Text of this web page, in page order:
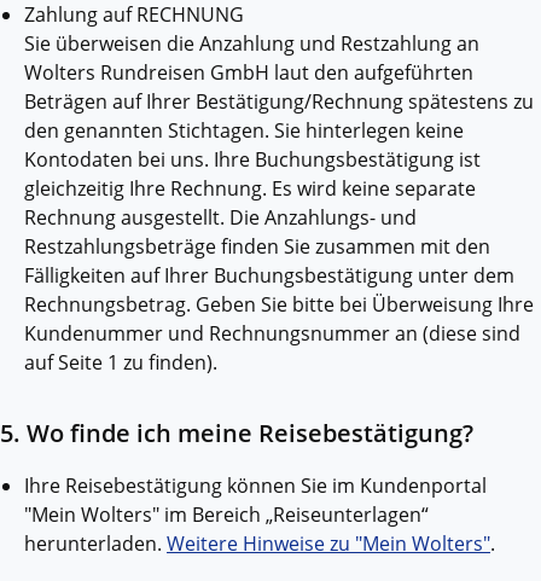
Zahlung auf RECHNUNG
Sie überweisen die Anzahlung und Restzahlung an
Wolters Rundreisen GmbH laut den aufgeführten
Beträgen auf Ihrer Bestätigung/Rechnung spätestens zu
den genannten Stichtagen. Sie hinterlegen keine
Kontodaten bei uns. Ihre Buchungsbestätigung ist
gleichzeitig Ihre Rechnung. Es wird keine separate
Rechnung ausgestellt. Die Anzahlungs- und
Restzahlungsbeträge finden Sie zusammen mit den
Fälligkeiten auf Ihrer Buchungsbestätigung unter dem
Rechnungsbetrag. Geben Sie bitte bei Überweisung Ihre
Kundenummer und Rechnungsnummer an (diese sind
auf Seite 1 zu finden).
5. Wo finde ich meine Reisebestätigung?
Ihre Reisebestätigung können Sie im Kundenportal
"Mein Wolters" im Bereich „Reiseunterlagen“
herunterladen. Weitere Hinweise zu "Mein Wolters".